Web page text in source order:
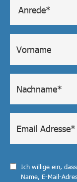
Ich willige ein,
Name, E-Mail-